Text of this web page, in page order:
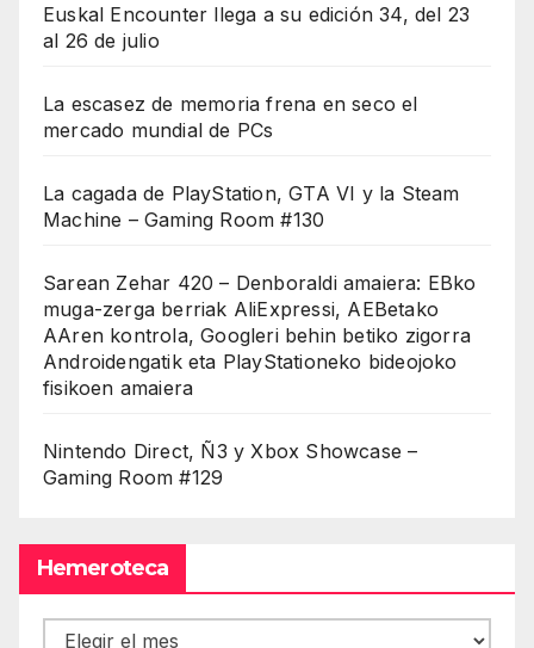
Euskal Encounter llega a su edición 34, del 23
al 26 de julio
La escasez de memoria frena en seco el
mercado mundial de PCs
La cagada de PlayStation, GTA VI y la Steam
Machine – Gaming Room #130
Sarean Zehar 420 – Denboraldi amaiera: EBko
muga-zerga berriak AliExpressi, AEBetako
AAren kontrola, Googleri behin betiko zigorra
Androidengatik eta PlayStationeko bideojoko
fisikoen amaiera
Nintendo Direct, Ñ3 y Xbox Showcase –
Gaming Room #129
Hemeroteca
Hemeroteca